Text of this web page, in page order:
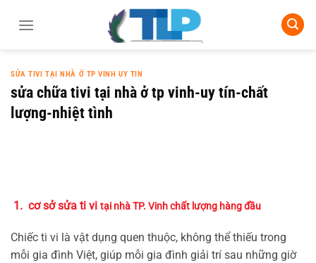
SỬA TIVI TẠI NHÀ Ở TP VINH UY TIN
sửa chữa tivi tại nhà ở tp vinh-uy tín-chất
lượng-nhiệt tình
1. cơ sở sửa ti vi tại nhà TP. Vinh chất lượng hàng đầu
Chiếc ti vi là vật dụng quen thuộc, không thể thiếu trong
mỗi gia đình Việt, giúp mỗi gia đình giải trí sau những giờ